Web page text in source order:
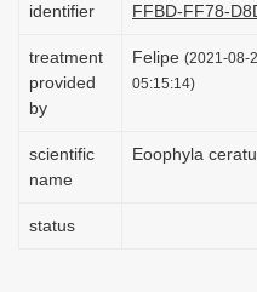
identifier
FFBD-FF78-
treatment
provided
by
Felipe (2021-08-
05:15:14)
scientific
name
Eoophyla
status